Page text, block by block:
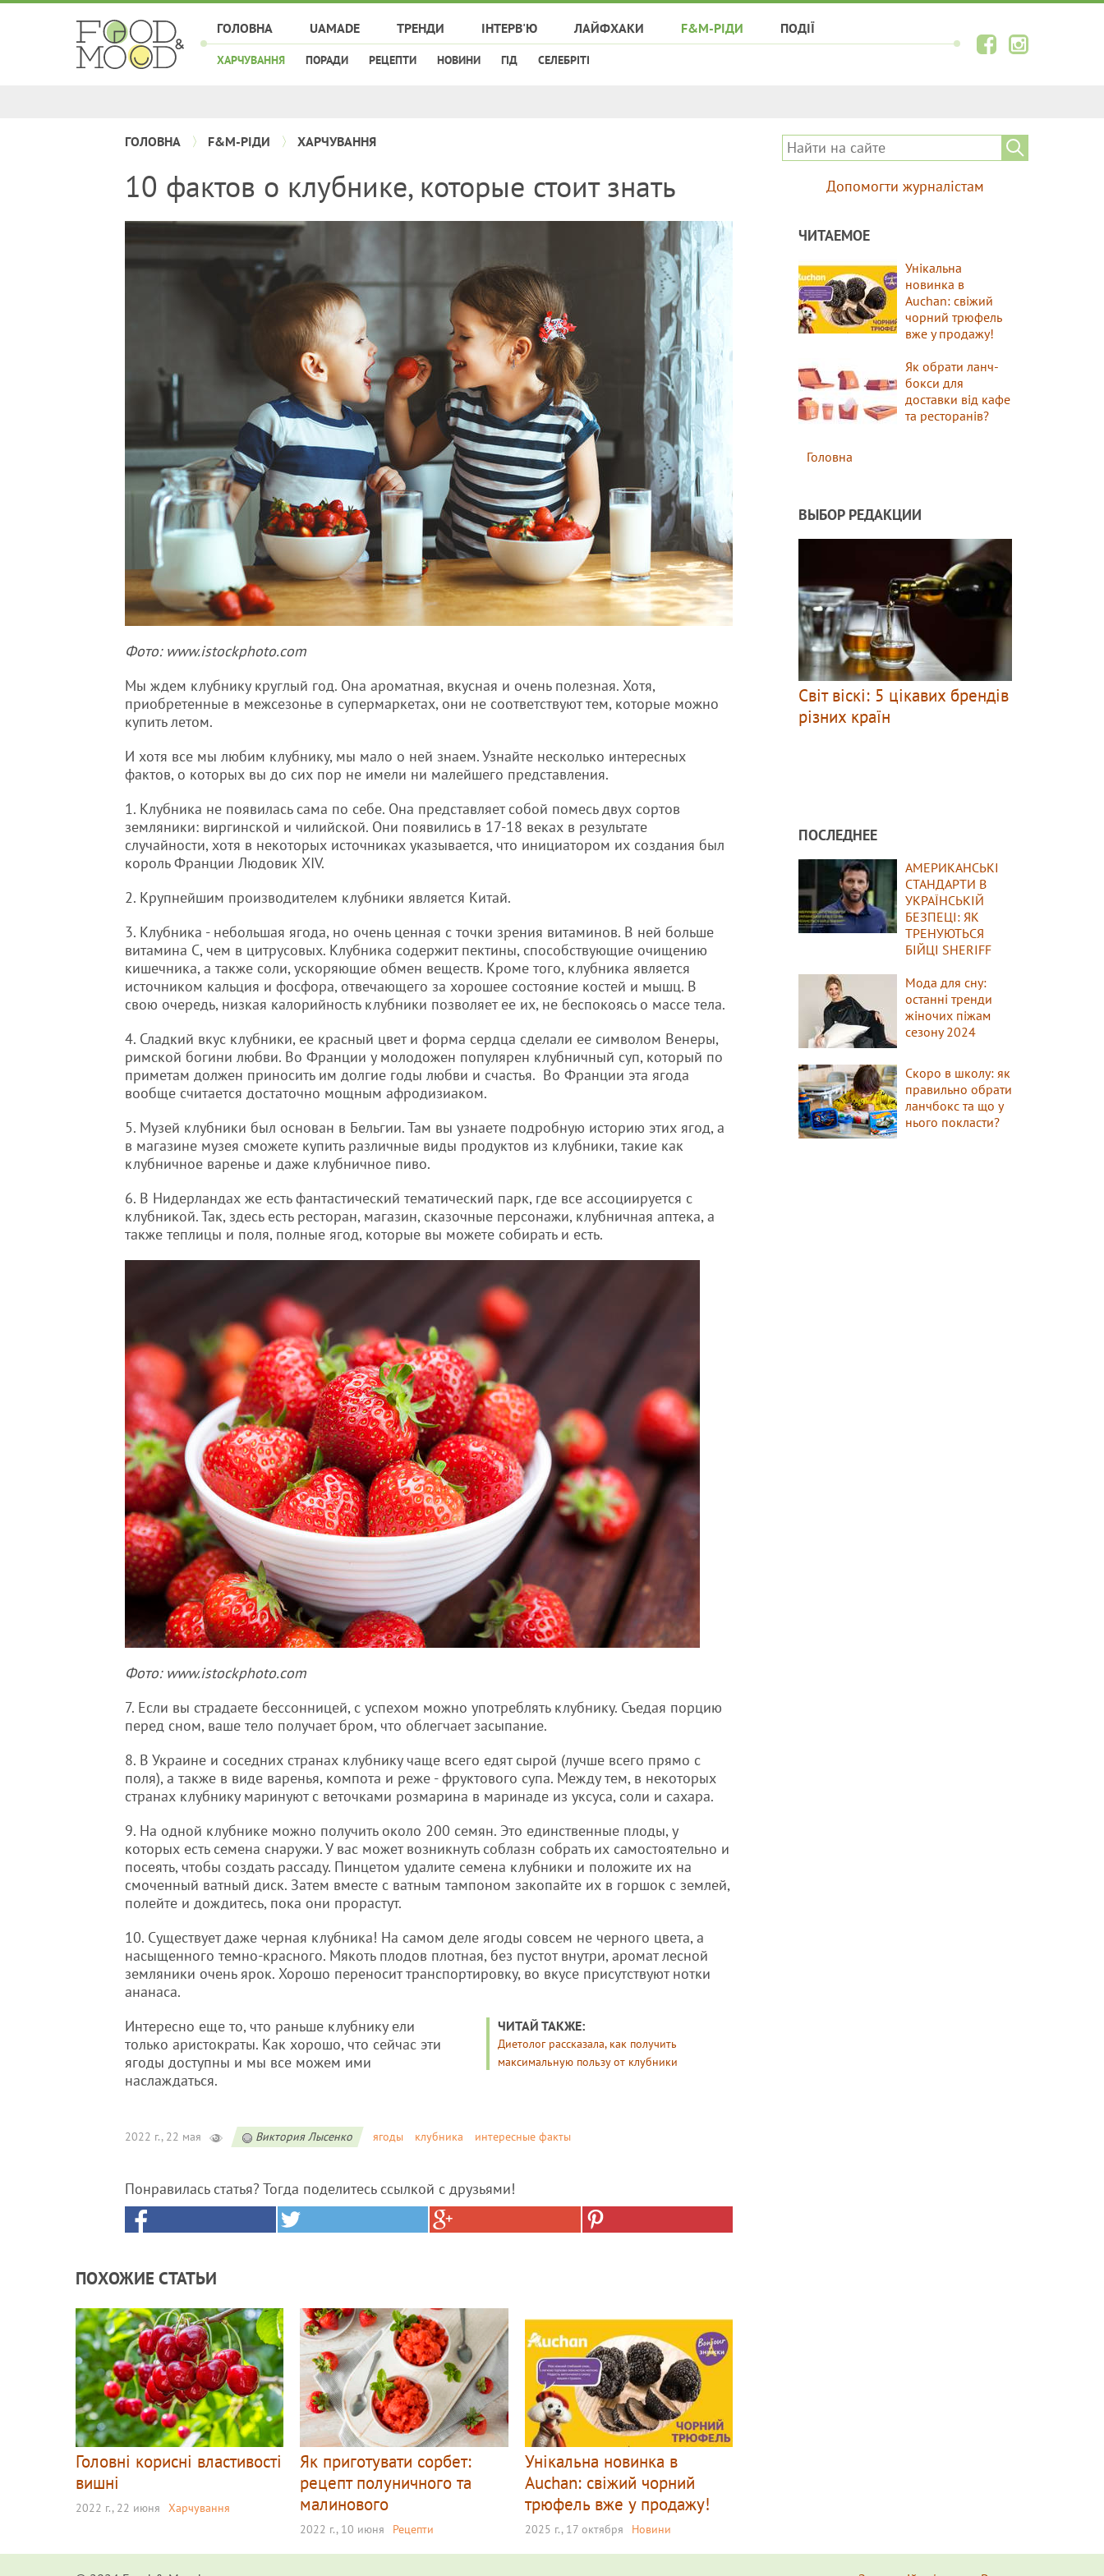
ГОЛОВНА UAMADE ТРЕНДИ ІНТЕРВ'Ю ЛАЙФХАКИ F&M-РІДИ
ХАРЧУВАННЯ ПОРАДИ РЕЦЕПТИ НОВИНИ ГІД СЕЛЕБРІТІ
ПОДІЇ
ГОЛОВНА F&M-РІДИ ХАРЧУВАННЯ
10 фактов о клубнике, которые стоит знать
Фото: www.istockphoto.com
Мы ждем клубнику круглый год. Она ароматная, вкусная и очень полезная. Хотя,
приобретенные в межсезонье в супермаркетах, они не соответствуют тем, которые можно
купить летом.
И хотя все мы любим клубнику, мы мало о ней знаем. Узнайте несколько интересных
фактов, о которых вы до сих пор не имели ни малейшего представления.
1. Клубника не появилась сама по себе. Она представляет собой помесь двух сортов
земляники: виргинской и чилийской. Они появились в 17-18 веках в результате
случайности, хотя в некоторых источниках указывается, что инициатором их создания был
король Франции Людовик XIV.
2. Крупнейшим производителем клубники является Китай.
3. Клубника - небольшая ягода, но очень ценная с точки зрения витаминов. В ней больше
витамина С, чем в цитрусовых. Клубника содержит пектины, способствующие очищению
кишечника, а также соли, ускоряющие обмен веществ. Кроме того, клубника является
источником кальция и фосфора, отвечающего за хорошее состояние костей и мышц. В
свою очередь, низкая калорийность клубники позволяет ее их, не беспокоясь о массе тела.
4. Сладкий вкус клубники, ее красный цвет и форма сердца сделали ее символом Венеры,
римской богини любви. Во Франции у молодожен популярен клубничный суп, который по
приметам должен приносить им долгие годы любви и счастья. Во Франции эта ягода
вообще считается достаточно мощным афродизиаком.
5. Музей клубники был основан в Бельгии. Там вы узнаете подробную историю этих ягод, а
в магазине музея сможете купить различные виды продуктов из клубники, такие как
клубничное варенье и даже клубничное пиво.
6. В Нидерландах же есть фантастический тематический парк, где все ассоциируется с
клубникой. Так, здесь есть ресторан, магазин, сказочные персонажи, клубничная аптека, а
также теплицы и поля, полные ягод, которые вы можете собирать и есть.
Фото: www.istockphoto.com
7. Если вы страдаете бессонницей, с успехом можно употреблять клубнику. Съедая порцию
перед сном, ваше тело получает бром, что облегчает засыпание.
8. В Украине и соседних странах клубнику чаще всего едят сырой (лучше всего прямо с
поля), а также в виде варенья, компота и реже - фруктового супа. Между тем, в некоторых
странах клубнику маринуют с веточками розмарина в маринаде из уксуса, соли и сахара.
9. На одной клубнике можно получить около 200 семян. Это единственные плоды, у
которых есть семена снаружи. У вас может возникнуть соблазн собрать их самостоятельно и
посеять, чтобы создать рассаду. Пинцетом удалите семена клубники и положите их на
смоченный ватный диск. Затем вместе с ватным тампоном закопайте их в горшок с землей,
полейте и дождитесь, пока они прорастут.
10. Существует даже черная клубника! На самом деле ягоды совсем не черного цвета, а
насыщенного темно-красного. Мякоть плодов плотная, без пустот внутри, аромат лесной
земляники очень ярок. Хорошо переносит транспортировку, во вкусе присутствуют нотки
ананаса.
ЧИТАЙ ТАКЖЕ:
Диетолог рассказала, как получить
максимальную пользу от клубники
Интересно еще то, что раньше клубнику ели
только аристократы. Как хорошо, что сейчас эти
ягоды доступны и мы все можем ими
наслаждаться.
2022 г., 22 мая Виктория Лысенко ягоды клубника интересные факты
Понравилась статья? Тогда поделитесь ссылкой с друзьями!
ПОХОЖИЕ СТАТЬИ
Головні корисні властивості
вишні
2022 г., 22 июня Харчування
Як приготувати сорбет:
рецепт полуничного та
малинового
2022 г., 10 июня Рецепти
Унікальна новинка в
Auchan: свіжий чорний
трюфель вже у продажу!
2025 г., 17 октября Новини
Допомогти журналістам
ЧИТАЕМОЕ
Унікальна
новинка в
Auchan: свіжий
чорний трюфель
вже у продажу!
Як обрати ланч-
бокси для
доставки від кафе
та ресторанів?
Головна
ВЫБОР РЕДАКЦИИ
Світ віскі: 5 цікавих брендів
різних країн
ПОСЛЕДНЕЕ
АМЕРИКАНСЬКІ
СТАНДАРТИ В
УКРАЇНСЬКІЙ
БЕЗПЕЦІ: ЯК
ТРЕНУЮТЬСЯ
БІЙЦІ SHERIFF
Мода для сну:
останні тренди
жіночих піжам
сезону 2024
Скоро в школу: як
правильно обрати
ланчбокс та що у
нього покласти?